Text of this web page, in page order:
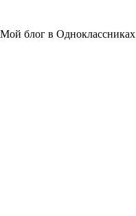
Мой блог в Одноклассниках